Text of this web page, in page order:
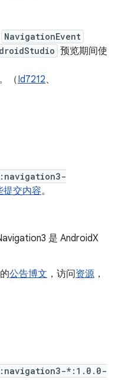
NavigationEvent
预览期间使
。（Id7212、
提交内容。
是 AndroidX
公告博文 ，访问资源 ，
*:1.0.0-